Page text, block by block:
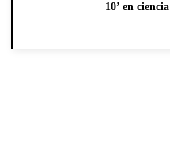
10’ en ciencia